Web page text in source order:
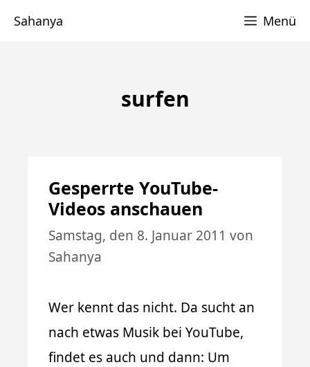
Sahanya Menü
surfen
Gesperrte YouTube-
Videos anschauen
Samstag, den 8. Januar 2011 von
Sahanya
Wer kennt das nicht. Da sucht an
nach etwas Musik bei YouTube,
findet es auch und dann: Um